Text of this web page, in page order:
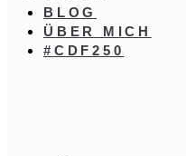
BLOG
ÜBER MICH
#CDF250